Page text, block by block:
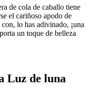
de cola de caballo tiene
el cariñoso apodo de
lo has adivinado, ¡una
un toque de belleza
Luz de luna